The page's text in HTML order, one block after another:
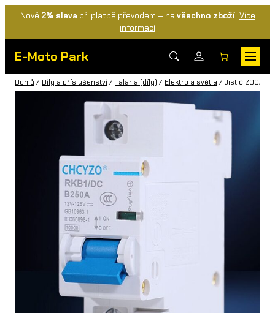
Nově 2% sleva při platbě převodem — na všechno zboží Více
informací
E-Moto Park
Domů / Díly a příslušenství/Talaria (díly) / Elektro a světla / Jistič 200A